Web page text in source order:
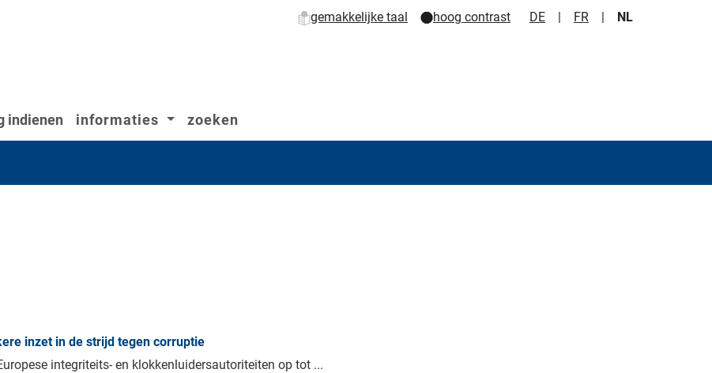
gemakkelijke taal hoog contrast DE | FR | NL
indienen informaties zoeken
inzet in de strijd tegen corruptie
integriteits- en klokkenluidersautoriteiten op tot ...